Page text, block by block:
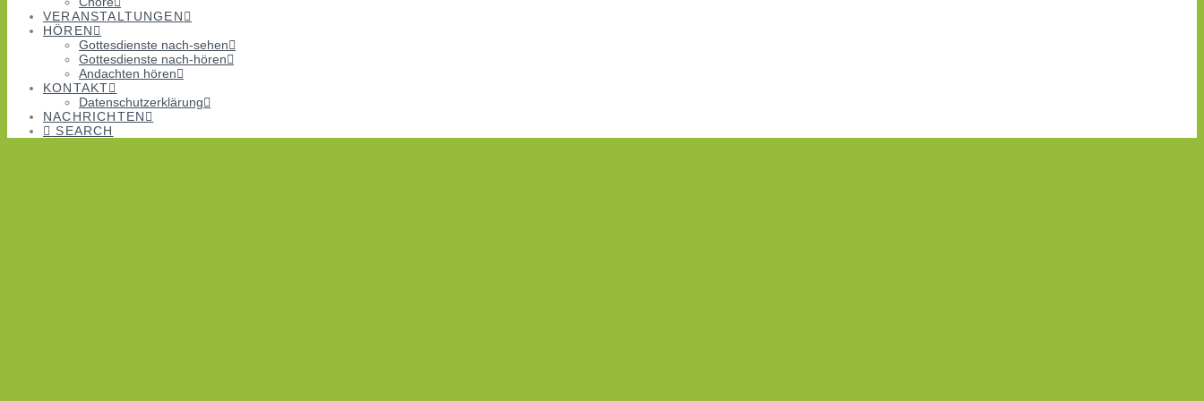
VERANSTALTUNGEN
HÖREN
Gottesdienste nach-sehen
Gottesdienste nach-hören
Andachten hören
KONTAKT
Datenschutzerklärung
NACHRICHTEN
SEARCH